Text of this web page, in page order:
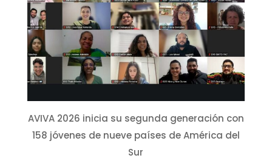
AVIVA 2026 inicia su segunda generación con
158 jóvenes de nueve países de América del
Sur